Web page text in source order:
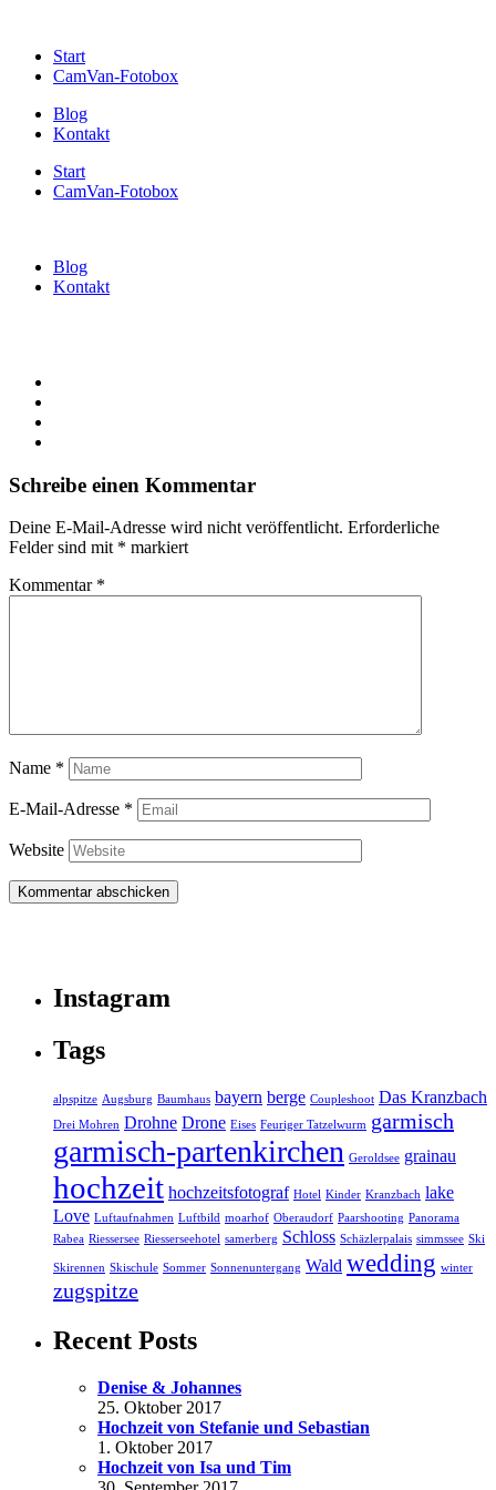
Start
CamVan-Fotobox
Blog
Kontakt
Start
CamVan-Fotobox
Blog
Kontakt
Schreibe einen Kommentar
Deine E-Mail-Adresse wird nicht veröffentlicht. Erforderliche
Felder sind mit * markiert
Kommentar *
Name *
E-Mail-Adresse *
Website
Instagram
Tags
alpspitze Augsburg Baumhaus bayern berge Coupleshoot Das Kranzbach
Drei Mohren Drohne Drone Eises Feuriger Tatzelwurm garmisch
garmisch-partenkirchen Geroldsee grainau
hochzeit hochzeitsfotograf Hotel Kinder Kranzbach lake
Love Luftaufnahmen Luftbild moarhof Oberaudorf Paarshooting Panorama
Rabea Riessersee Riesserseehotel samerberg Schloss Schäzlerpalais simmssee Ski
Skirennen Skischule Sommer Sonnenuntergang Wald wedding winter
zugspitze
Recent Posts
Denise & Johannes
25. Oktober 2017
Hochzeit von Stefanie und Sebastian
1. Oktober 2017
Hochzeit von Isa und Tim